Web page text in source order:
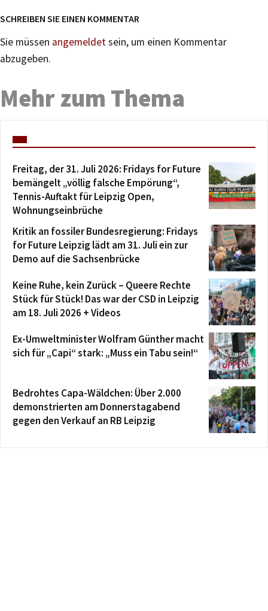
SCHREIBEN SIE EINEN KOMMENTAR
Sie müssen angemeldetsein, um einen Kommentar
abzugeben.
Mehr zum Thema
Freitag, der 31. Juli 2026: Fridays for Future
bemängelt „völlig falsche Empörung“,
Tennis-Auftakt für Leipzig Open,
Wohnungseinbrüche
Kritik an fossiler Bundesregierung: Fridays
for Future Leipzig lädt am 31. Juli ein zur
Demo auf die Sachsenbrücke
Keine Ruhe, kein Zurück – Queere Rechte
Stück für Stück! Das war der CSD in Leipzig
am 18. Juli 2026 + Videos
Ex-Umweltminister Wolfram Günther macht
sich für „Capi“ stark: „Muss ein Tabu sein!“
Bedrohtes Capa-Wäldchen: Über 2.000
demonstrierten am Donnerstagabend
gegen den Verkauf an RB Leipzig